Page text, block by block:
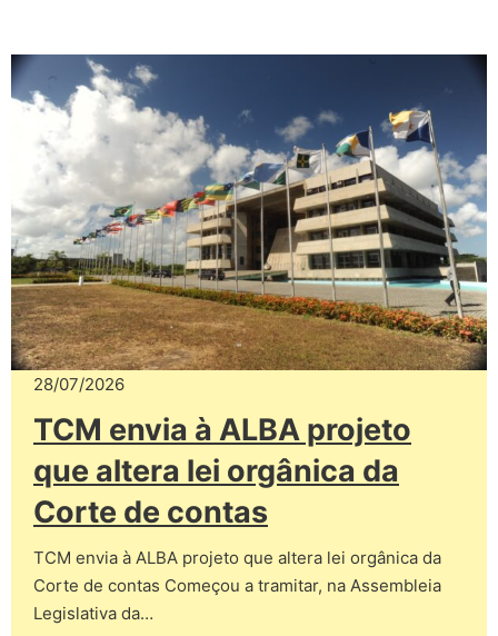
28/07/2026
TCM envia à ALBA projeto
que altera lei orgânica da
Corte de contas
TCM envia à ALBA projeto que altera lei orgânica da
Corte de contas Começou a tramitar, na Assembleia
Legislativa da…